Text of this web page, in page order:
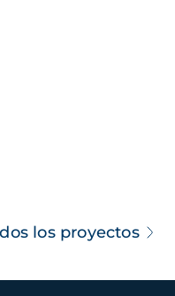
los proyectos